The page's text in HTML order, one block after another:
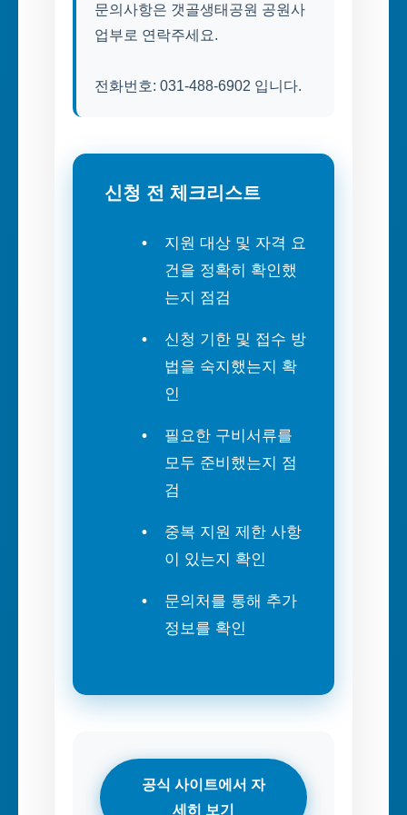
문의사항은 갯골생태공원 공원사
업부로 연락주세요.
전화번호: 031-488-6902 입니다.
신청 전 체크리스트
지원 대상 및 자격 요
건을 정확히 확인했
는지 점검
신청 기한 및 접수 방
법을 숙지했는지 확
인
필요한 구비서류를
모두 준비했는지 점
검
중복 지원 제한 사항
이 있는지 확인
문의처를 통해 추가
정보를 확인
공식 사이트에서 자
세히 보기